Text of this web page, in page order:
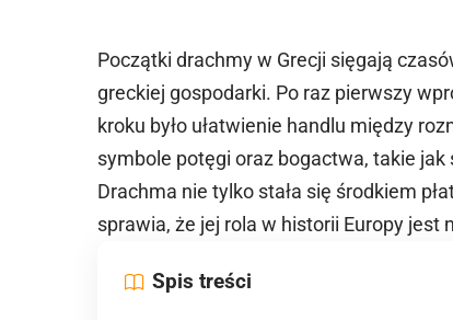
Początki drachmy w Grecji sięgają
greckiej gospodarki. Po raz pierwszy
kroku było ułatwienie handlu między
symbole potęgi oraz bogactwa, takie
Drachma nie tylko stała się środkiem
sprawia, że jej rola w historii Europy jest
Spis treści